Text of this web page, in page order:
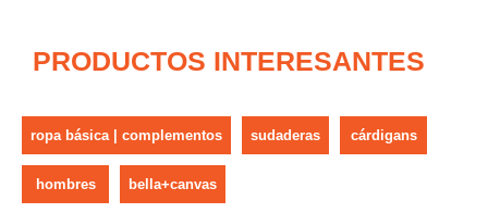
PRODUCTOS INTERESANTES
ropa básica | complementos sudaderas cárdigans
hombres bella+canvas